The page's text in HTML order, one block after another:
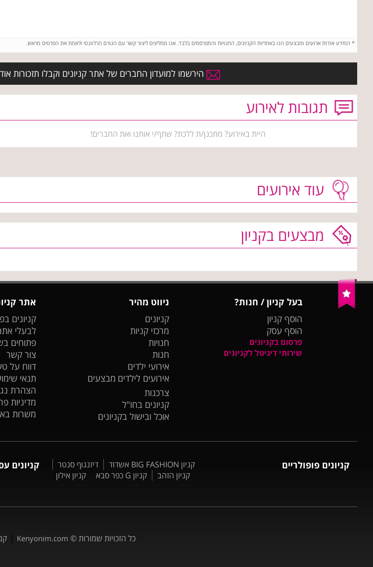
* המידע אודות ארועים ומבצעים הנו באחריות הקניונים, החנויות והמפרסמים בלבד. אנו ממליצים ליצור קשר עם הגורם הרלוונטי ולאמת את הפרטים מראש.
הירשמו למועדון החברים של אתר קניונים וקבלו תזכורות
תגובות לאירוע
היית באירוע? מתכנן/ת ללכת? שתף/י אותנו ואת החברים!
עוד אירועים
מבצעים בקניון
בעל קניון / חנות?
הוסף קניון
הוסף עסק
פרסום בקניונים
שירותי דיגיטל לקניונים
ניווט מהיר
קניונים
מרכזי קניות
חנויות
חנות
אירועי ילדים
אירועים לילדים מבצעים
צרכנות
קניונים בחו"ל
אוכל ובישול בקניונים
אתר
קניונים
לבעלי
פתוחים
צור קשר
דווח על
תנאי
הצהרת
מדיניות
משרות
קניונים פופולריים קניון BIG FASHION אשדוד
דיזנגוף סנטר
קניון הזהב
קניון G כפר סבא קניון אילון
קניונים
כל הזכויות שמורות © Kenyonim.com
|